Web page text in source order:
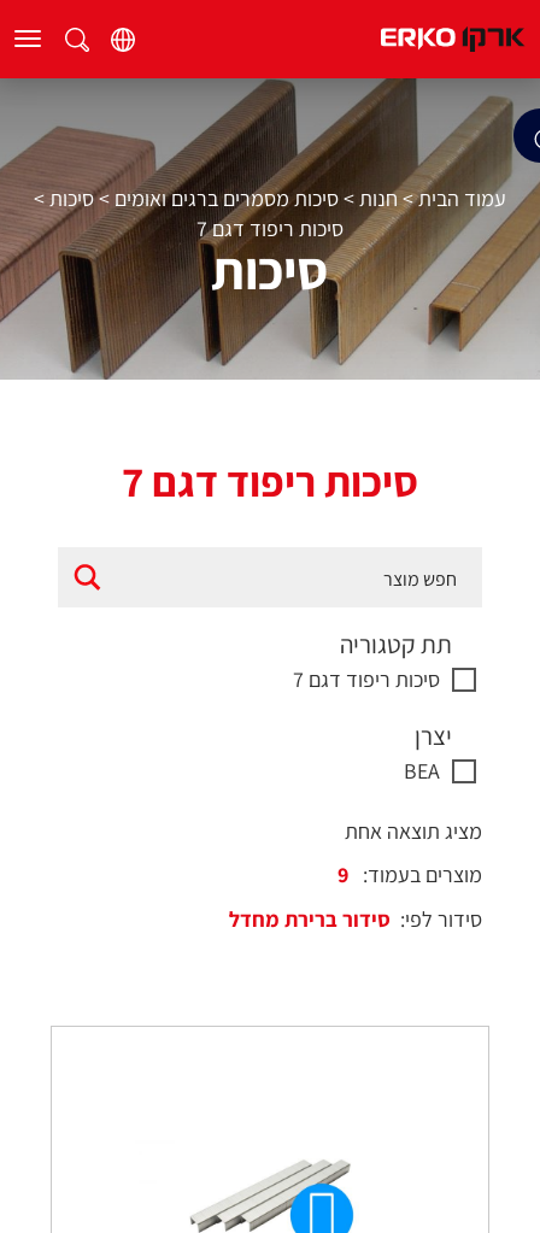
עמוד הבית>חנות >סיכות מסמרים ברגים ואומים >סיכות>
סיכות ריפוד דגם 7
סיכות
סיכות ריפוד דגם 7
מציג תוצאה אחת
מוצרים בעמוד:
סידור לפי:
תת קטגוריה
סיכות ריפוד דגם 7
יצרן
BEA